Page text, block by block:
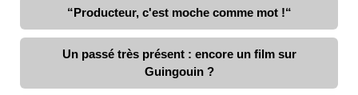
“Producteur, c'est moche comme mot !“
Un passé très présent : encore un film sur
Guingouin ?